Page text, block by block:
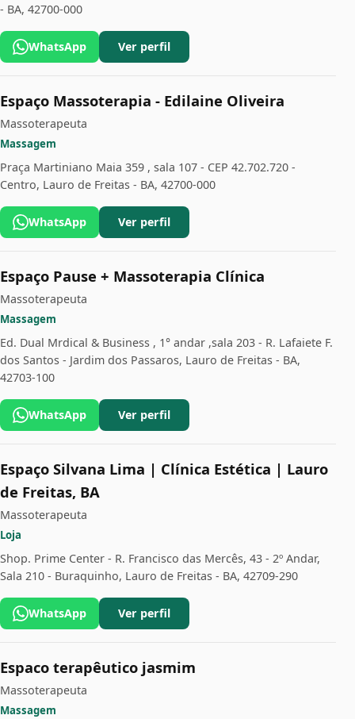
- BA, 42700-000
WhatsApp Ver perfil
Espaço Massoterapia - Edilaine Oliveira
Massoterapeuta
Massagem
Praça Martiniano Maia 359 , sala 107 - CEP 42.702.720 -
Centro, Lauro de Freitas - BA, 42700-000
WhatsApp Ver perfil
Espaço Pause + Massoterapia Clínica
Massoterapeuta
Massagem
Ed. Dual Mrdical & Business , 1° andar ,sala 203 - R. Lafaiete F.
dos Santos - Jardim dos Passaros, Lauro de Freitas - BA,
42703-100
WhatsApp Ver perfil
Espaço Silvana Lima | Clínica Estética | Lauro
de Freitas, BA
Massoterapeuta
Loja
Shop. Prime Center - R. Francisco das Mercês, 43 - 2º Andar,
Sala 210 - Buraquinho, Lauro de Freitas - BA, 42709-290
WhatsApp Ver perfil
Espaco terapêutico jasmim
Massoterapeuta
Massagem